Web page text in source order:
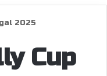
2025
Cup